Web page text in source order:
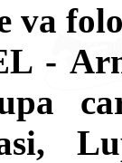
va
-